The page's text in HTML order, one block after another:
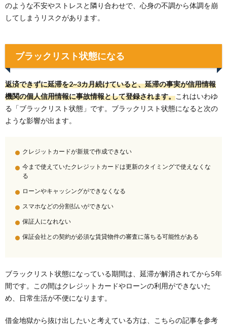
のような不安やストレスと隣り合わせで、心身の不調から体調を崩
してしまうリスクがあります。
ブラックリスト状態になる
返済できずに延滞を2~3カ月続けていると、延滞の事実が信用情報
機関の個人信用情報に事故情報として登録されます。これはいわゆ
る「ブラックリスト状態」です。ブラックリスト状態になると次の
ような影響が出ます。
クレジットカードが新規で作成できない
今まで使えていたクレジットカードは更新のタイミングで使えなくな
る
ローンやキャッシングができなくなる
スマホなどの分割払いができない
保証人になれない
保証会社との契約が必須な賃貸物件の審査に落ちる可能性がある
ブラックリスト状態になっている期間は、延滞が解消されてから5年
間です。この間はクレジットカードやローンの利用ができないた
め、日常生活が不便になります。
借金地獄から抜け出したいと考えている方は、こちらの記事を参考